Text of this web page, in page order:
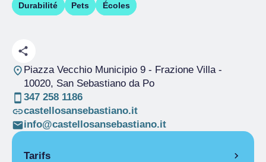
Durabilité Pets Écoles
Piazza Vecchio Municipio 9 - Frazione Villa-
10020, San Sebastiano da Po
347 258 1186
castellosansebastiano.it
info@castellosansebastiano.it
Tarifs